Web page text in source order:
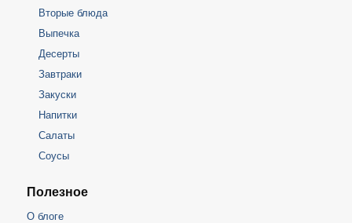
Вторые блюда
Выпечка
Десерты
Завтраки
Закуски
Напитки
Салаты
Соусы
Полезное
О блоге